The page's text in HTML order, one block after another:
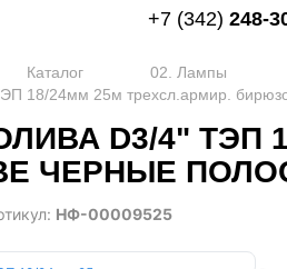
+7 (342) 248-
Каталог
02. Лампы
18/24мм 25м трехсл.армир.
D3/4" ТЭП
ЧЕРНЫЕ
НФ-00009525